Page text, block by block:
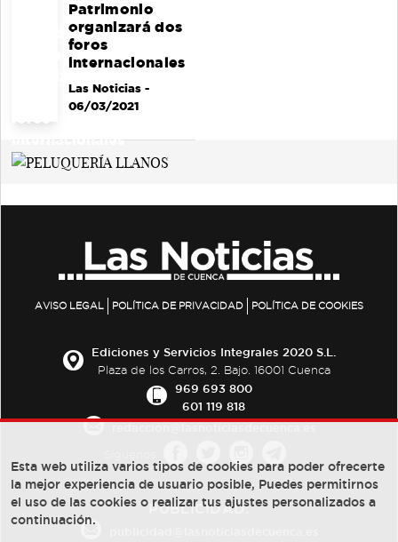
Patrimonio
organizará dos
foros
internacionales
Las Noticias-
06/03/2021
AVISO LEGAL POLÍTICA DE PRIVACIDAD POLÍTICA DE COOKIES
Ediciones y Servicios Integrales 2020 S.L.
Plaza de los Carros, 2. Bajo. 16001 Cuenca
969 693 800
601 119 818
PUBLICIDAD:
Esta web utiliza varios tipos de cookies para poder ofrecerte
la mejor experiencia de usuario posible, Puedes permitirnos
el uso de las cookies o realizar tus ajustes personalizados a
continuación.